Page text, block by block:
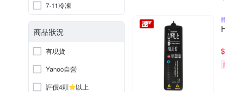
7-11冷凍
商品狀況
有現貨
Yahoo自營
評價4顆
以上
$